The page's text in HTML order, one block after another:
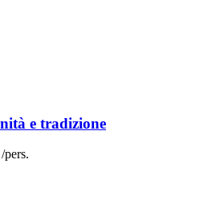
e tradizione
/pers.